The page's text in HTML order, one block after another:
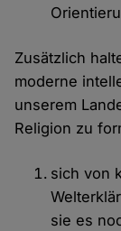
Zusätzlich
moderne
unserem
Religion zu
sich von
sie es